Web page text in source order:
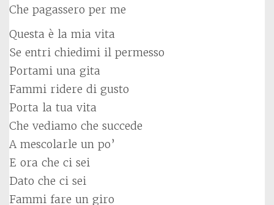
Che pagassero per me
Questa è la mia vita
Se entri chiedimi il permesso
Portami una gita
Fammi ridere di gusto
Porta la tua vita
Che vediamo che succede
A mescolarle un po’
E ora che ci sei
Dato che ci sei
Fammi fare un giro